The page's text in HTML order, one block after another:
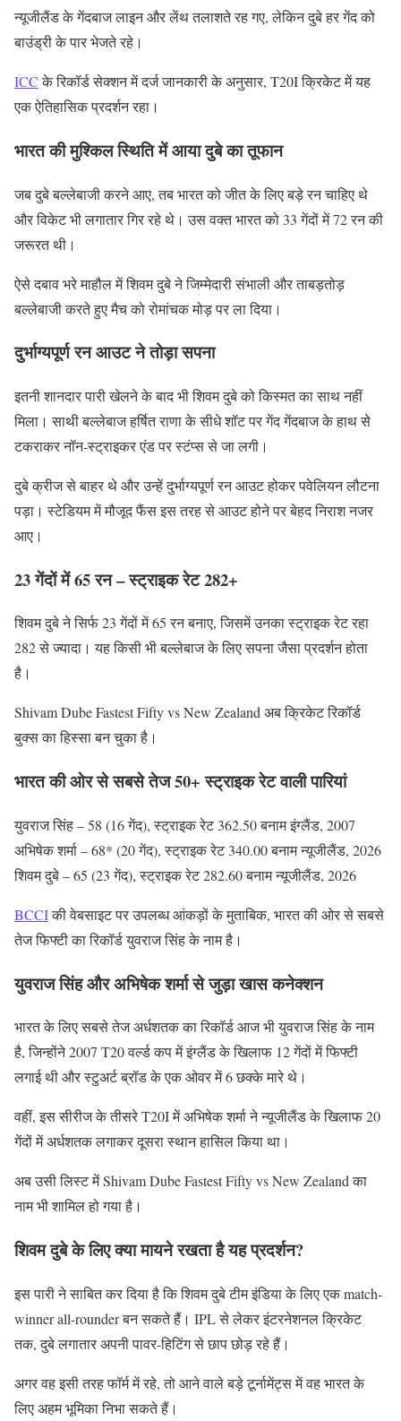
न्यूजीलैंड के गेंदबाज लाइन और लेंथ तलाशते रह गए, लेकिन दुबे हर गेंद को
बाउंड्री के पार भेजते रहे।
ICCके रिकॉर्ड सेक्शन में दर्ज जानकारी के अनुसार, T20I क्रिकेट में यह
एक ऐतिहासिक प्रदर्शन रहा।
भारत की मुश्किल स्थिति में आया दुबे का तूफान
जब दुबे बल्लेबाजी करने आए, तब भारत को जीत के लिए बड़े रन चाहिए थे
और विकेट भी लगातार गिर रहे थे। उस वक्त भारत को 33 गेंदों में 72 रन की
जरूरत थी।
ऐसे दबाव भरे माहौल में शिवम दुबे ने जिम्मेदारी संभाली और ताबड़तोड़
बल्लेबाजी करते हुए मैच को रोमांचक मोड़ पर ला दिया।
दुर्भाग्यपूर्ण रन आउट ने तोड़ा सपना
इतनी शानदार पारी खेलने के बाद भी शिवम दुबे को किस्मत का साथ नहीं
मिला। साथी बल्लेबाज हर्षित राणा के सीधे शॉट पर गेंद गेंदबाज के हाथ से
टकराकर नॉन-स्ट्राइकर एंड पर स्टंप्स से जा लगी।
दुबे क्रीज से बाहर थे और उन्हें दुर्भाग्यपूर्ण रन आउट होकर पवेलियन लौटना
पड़ा। स्टेडियम में मौजूद फैंस इस तरह से आउट होने पर बेहद निराश नजर
आए।
23 गेंदों में 65 रन – स्ट्राइक रेट 282+
शिवम दुबे ने सिर्फ 23 गेंदों में 65 रन बनाए, जिसमें उनका स्ट्राइक रेट रहा
282 से ज्यादा। यह किसी भी बल्लेबाज के लिए सपना जैसा प्रदर्शन होता
है।
Shivam Dube Fastest Fifty vs New Zealand अब क्रिकेट रिकॉर्ड
बुक्स का हिस्सा बन चुका है।
भारत की ओर से सबसे तेज 50+ स्ट्राइक रेट वाली पारियां
युवराज सिंह – 58 (16 गेंद), स्ट्राइक रेट 362.50 बनाम इंग्लैंड, 2007
अभिषेक शर्मा – 68* (20 गेंद), स्ट्राइक रेट 340.00 बनाम न्यूजीलैंड, 2026
शिवम दुबे – 65 (23 गेंद), स्ट्राइक रेट 282.60 बनाम न्यूजीलैंड, 2026
BCCIकी वेबसाइट पर उपलब्ध आंकड़ों के मुताबिक, भारत की ओर से सबसे
तेज फिफ्टी का रिकॉर्ड युवराज सिंह के नाम है।
युवराज सिंह और अभिषेक शर्मा से जुड़ा खास कनेक्शन
भारत के लिए सबसे तेज अर्धशतक का रिकॉर्ड आज भी युवराज सिंह के नाम
है, जिन्होंने 2007 T20 वर्ल्ड कप में इंग्लैंड के खिलाफ 12 गेंदों में फिफ्टी
लगाई थी और स्टुअर्ट ब्रॉड के एक ओवर में 6 छक्के मारे थे।
वहीं, इस सीरीज के तीसरे T20I में अभिषेक शर्मा ने न्यूजीलैंड के खिलाफ 20
गेंदों में अर्धशतक लगाकर दूसरा स्थान हासिल किया था।
अब उसी लिस्ट में Shivam Dube Fastest Fifty vs New Zealand का
नाम भी शामिल हो गया है।
शिवम दुबे के लिए क्या मायने रखता है यह प्रदर्शन?
इस पारी ने साबित कर दिया है कि शिवम दुबे टीम इंडिया के लिए एक match-
winner all-rounder बन सकते हैं। IPL से लेकर इंटरनेशनल क्रिकेट
तक, दुबे लगातार अपनी पावर-हिटिंग से छाप छोड़ रहे हैं।
अगर वह इसी तरह फॉर्म में रहे, तो आने वाले बड़े टूर्नामेंट्स में वह भारत के
लिए अहम भूमिका निभा सकते हैं।